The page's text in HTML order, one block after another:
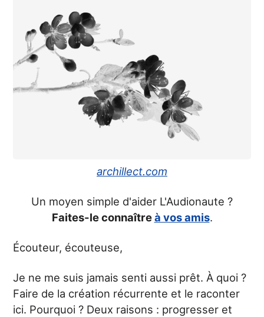
archillect.com
Un moyen simple d'aider L'Audionaute ?
Faites-le connaîtreà vos amis.
Écouteur, écouteuse,
Je ne me suis jamais senti aussi prêt. À quoi ?
Faire de la création récurrente et le raconter
ici. Pourquoi ? Deux raisons : progresser et